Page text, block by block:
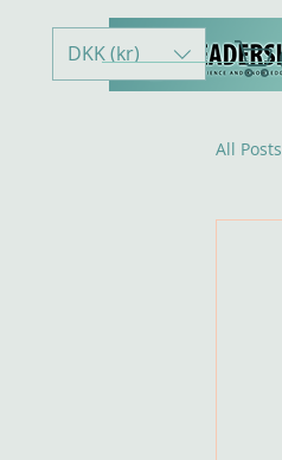
DKK (kr)
All Posts